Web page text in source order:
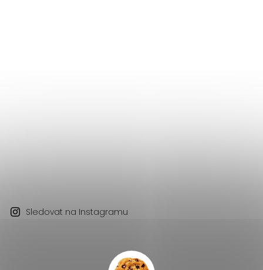
Sledovat na Instagramu